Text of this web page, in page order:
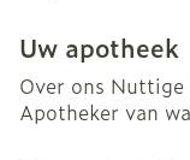
Uw apotheek
Over ons Nuttige
Apotheker van